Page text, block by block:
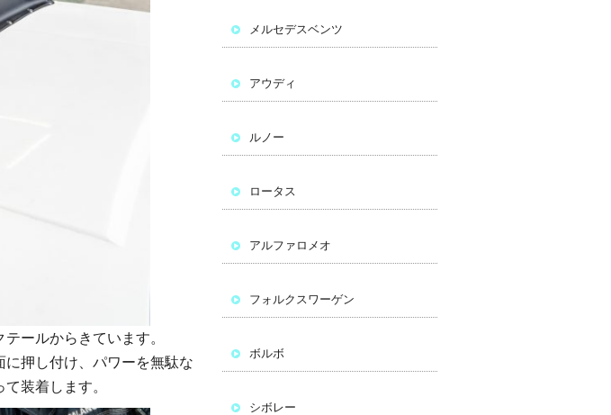
ールからきています。
押し付け、パワーを無駄な
装着します。
メルセデスベンツ
アウディ
ルノー
ロータス
アルファロメオ
フォルクスワーゲン
ボルボ
シボレー